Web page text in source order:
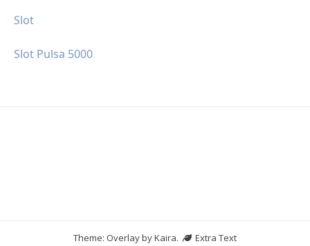
Slot
Slot Pulsa 5000
Theme: Overlay byKaira.
Extra Text